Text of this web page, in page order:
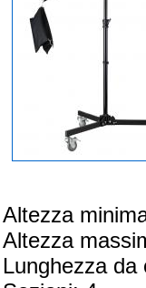
Altezza
Altezza
Lunghezza da